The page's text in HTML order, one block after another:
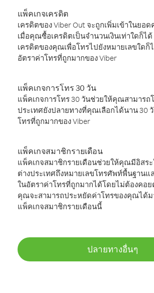
แพ็คเกจเครดิต
เครดิตของ Viber Out จะถูกเพิ่มเข้าในยอ
เมื่อคุณซื้อเครดิตเป็นจำนวนเงินเท่าใดก็ไ
เครดิตของคุณเพื่อโทรไปยังหมายเลขใดก็
อัตราค่าโทรที่ถูกมากของ Viber
แพ็คเกจการโทร 30 วัน
แพ็คเกจการโทร 30 วันช่วยให้คุณสามารถ
ประเทศยังปลายทางที่คุณเลือกได้นาน 30
โทรที่ถูกมากของ Viber
แพ็คเกจสมาชิกรายเดือน
แพ็คเกจสมาชิกรายเดือนช่วยให้คุณมีอิสระ
ต่างประเทศถึงหมายเลขโทรศัพท์พื้นฐาน
ในอัตราค่าโทรที่ถูกมากได้โดยไม่ต้องคอ
คุณจะสามารถประหยัดค่าโทรของคุณได้ม
แพ็คเกจสมาชิกรายเดือนนี้
ปลายทางอื่นๆ